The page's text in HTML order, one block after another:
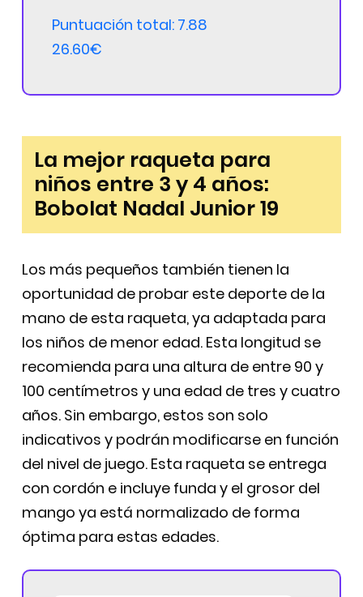
Puntuación total: 7.88
26.60€
La mejor raqueta para
niños entre 3 y 4 años:
Bobolat Nadal Junior 19
Los más pequeños también tienen la
oportunidad de probar este deporte de la
mano de esta raqueta, ya adaptada para
los niños de menor edad. Esta longitud se
recomienda para una altura de entre 90 y
100 centímetros y una edad de tres y cuatro
años. Sin embargo, estos son solo
indicativos y podrán modificarse en función
del nivel de juego. Esta raqueta se entrega
con cordón e incluye funda y el grosor del
mango ya está normalizado de forma
óptima para estas edades.